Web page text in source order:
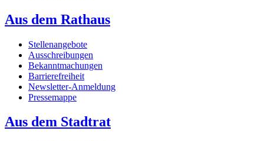
Aus dem Rathaus
Stellenangebote
Ausschreibungen
Bekanntmachungen
Barrierefreiheit
Newsletter-Anmeldung
Pressemappe
Aus dem Stadtrat